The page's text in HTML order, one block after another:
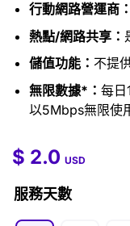
行動網路營運商：
熱點/網路共享：
儲值功能： 不提
無限數據*： 每日
以5Mbps無限使
$ 2.0 –$
服務天數
$ 2.0 USD